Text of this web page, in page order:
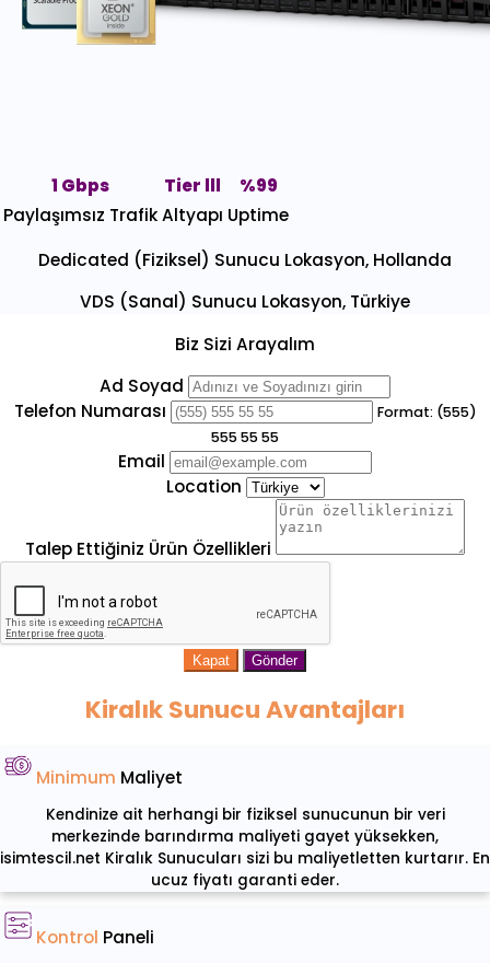
1 Gbps Tier lll
%99
Paylaşımsız TrafikAltyapı Uptime
Dedicated (Fiziksel) Sunucu Lokasyon, Hollanda
VDS (Sanal) Sunucu Lokasyon, Türkiye
Biz Sizi Arayalım
Ad Soyad
Telefon Numarası
Format: (555)
555 55 55
Email
Location
Talep Ettiğiniz Ürün Özellikleri
Kapat Gönder
Kiralık Sunucu Avantajları
Minimum Maliyet
Kendinize ait herhangi bir fiziksel sunucunun bir veri
merkezinde barındırma maliyeti gayet yüksekken,
isimtescil.net Kiralık Sunucuları sizi bu maliyetletten kurtarır. En
ucuz fiyatı garanti eder.
Kontrol Paneli